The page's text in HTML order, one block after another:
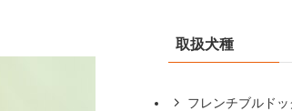
取扱犬種
フレンチブルドッ